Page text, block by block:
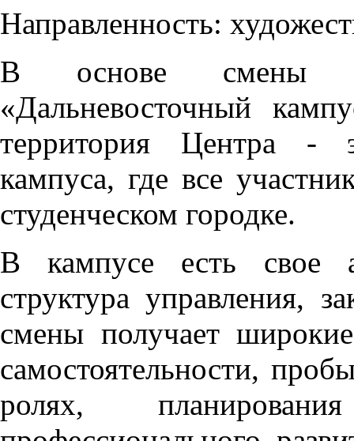
Направленность:
В основе смены –
«Дальневосточный
территория Центра -
кампуса, где все
студенческом городке.
В кампусе есть свое
структура управления,
смены получает
самостоятельности,
ролях,